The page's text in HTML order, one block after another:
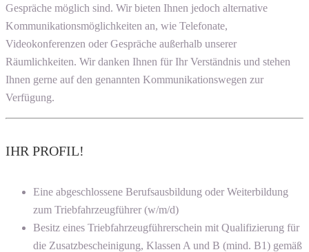
Gespräche möglich sind. Wir bieten Ihnen jedoch alternative
Kommunikationsmöglichkeiten an, wie Telefonate,
Videokonferenzen oder Gespräche außerhalb unserer
Räumlichkeiten. Wir danken Ihnen für Ihr Verständnis und stehen
Ihnen gerne auf den genannten Kommunikationswegen zur
Verfügung.
IHR PROFIL!
Eine abgeschlossene Berufsausbildung oder Weiterbildung
zum Triebfahrzeugführer (w/m/d)
Besitz eines Triebfahrzeugführerschein mit Qualifizierung für
die Zusatzbescheinigung, Klassen A und B (mind. B1) gemäß